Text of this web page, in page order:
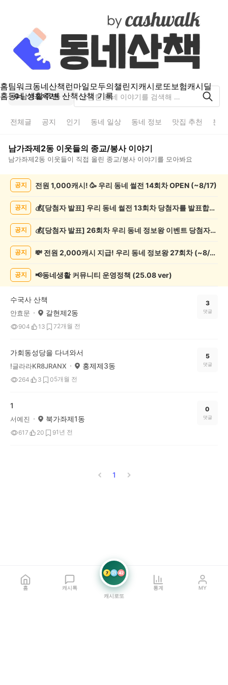
홈팀워크동네산책 런마일모두의챌린지캐시로또보험캐시딜
홈동네 생활주변 산책산책 기록
남가좌제2동
전체글 공지 인기 동네 일상 동네 정보 맛집 추천 분
남가좌제2동 이웃들의 종교/봉사이야기
남가좌제2동 이웃들이 직접 올린 종교/봉사 이야기를 모아봐요
교/
시
공지 전원 1,000캐시! 🥳 우리 동네 썰전 14회차 OPEN (~8/17)
공지 💰[당첨자 발표] 우리 동네 썰전 13회차 당첨자를 발표합니다!
공지 💰[당첨자 발표] 26회차 우리 동네 정보왕 이벤트 당첨자를 발표합니다!
공지 💸 전원 2,000캐시 지급! 우리 동네 정보왕 27회차 (~8/10)
공지 📢동네생활 커뮤니티 운영정책 (25.08 ver)
수국사 산책
안효문 갈현제2동
904 13 72개월 전
3
댓글
가회동성당을 다녀와서
!글라라KR8JRANX 홍제제3동
264 3 05개월 전
5
댓글
1
서예진 북가좌제1동
617 20 91년 전
0
댓글
1
홈 캐시톡
7 21 42
캐시로또
통계 MY